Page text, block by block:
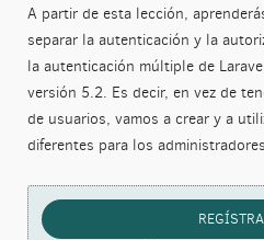
A partir de esta lección,
separar la autenticación y la
la autenticación múltiple de
versión 5.2. Es decir, en vez de
de usuarios, vamos a crear y a
diferentes para los